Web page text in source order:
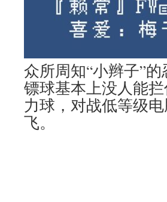
众所周知“小辫子”
镖球基本上没人能
力球，对战低等级
飞。